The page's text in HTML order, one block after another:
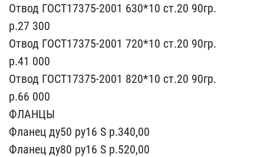
Отв​од ГОСТ17375-2001 630*10​ ст.20 90гр.
р.27 300
От​вод ГОСТ17375-2001 720*1​0 ст.20 90гр.
р.41 000
О​твод ГОСТ17375-2001 820*​10 ст.20 90гр.
р.66 000
​ФЛАНЦЫ
Фланец ду50 ру16​ S р.340,00
Фланец ду8​0 ру16 S р.520,00